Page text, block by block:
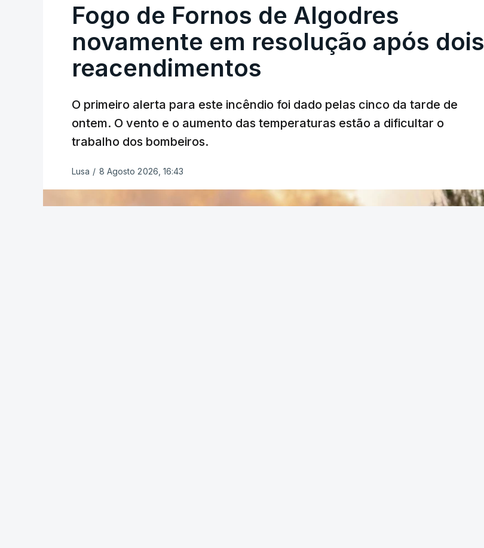
ERRO100
ERROR ON HTML5 MEDIA ELEMENT
Fogo de Fornos de Algodres
novamente em resolução após dois
reacendimentos
O primeiro alerta para este incêndio foi dado pelas cinco da tarde de
ontem. O vento e o aumento das temperaturas estão a dificultar o
trabalho dos bombeiros.
Lusa / 8 Agosto 2026, 16:43